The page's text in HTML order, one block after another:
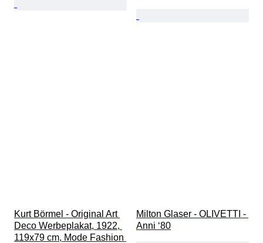
Kurt Börmel - Original Art
Deco Werbeplakat, 1922,
119x79 cm, Mode Fashion
Milton Glaser - OLIVETTI -
Anni ‘80